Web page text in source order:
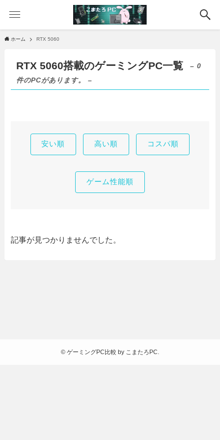
ホーム RTX 5060
RTX 5060搭載のゲーミングPC一覧
– 0
件のPCがあります。 –
安い順 高い順 コスパ順
ゲーム性能順
記事が見つかりませんでした。
© ゲーミングPC比較 by こまたろPC.